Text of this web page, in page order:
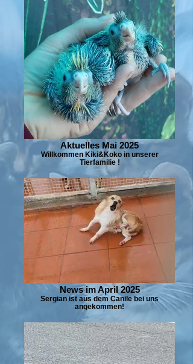
Aktuelles Mai 2025
Willkommen Kiki&Koko in unserer
Tierfamilie !
News im April 2025
Sergian ist aus dem Canile bei uns
angekommen!